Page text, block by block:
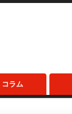
コラム